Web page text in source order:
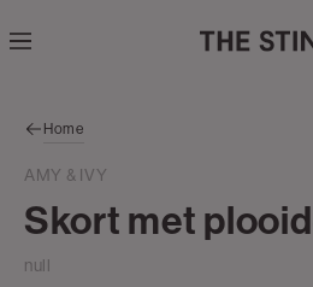
direct naar
zoekbalk
naar de
footer
Home
AMY & IVY
Skort met
null